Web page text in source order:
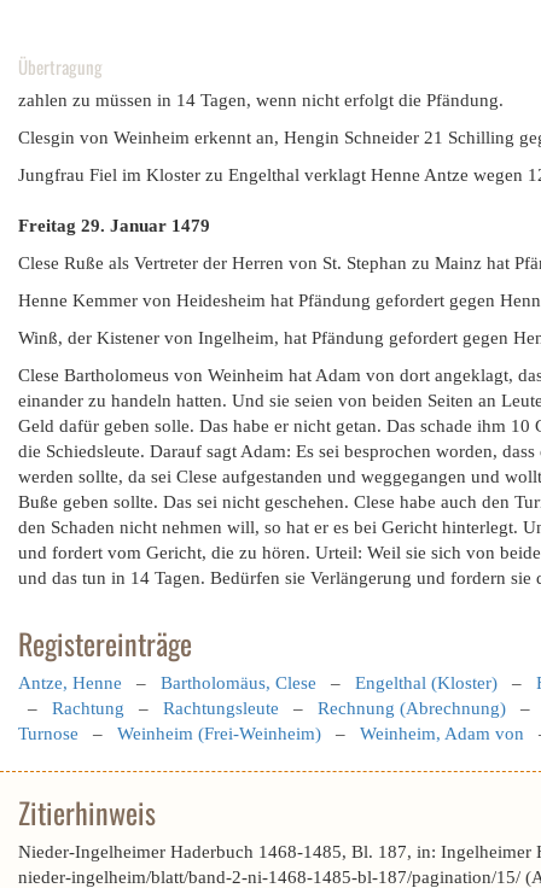
Übertragung
zahlen zu müssen in 14 Tagen, wenn nicht erfolgt die Pfändung.
Clesgin von Weinheim erkennt an, Hengin Schneider 21 Schilling
Jungfrau Fiel im Kloster zu Engelthal verklagt Henne Antze wegen
Freitag 29. Januar 1479
Clese Ruße als Vertreter der Herren von St. Stephan zu Mainz hat
Henne Kemmer von Heidesheim hat Pfändung gefordert gegen
Winß, der Kistener von Ingelheim, hat Pfändung gefordert gegen
Clese Bartholomeus von Weinheim hat Adam von dort angeklagt,
einander zu handeln hatten. Und sie seien von beiden Seiten an
Geld dafür geben solle. Das habe er nicht getan. Das schade ihm
die Schiedsleute. Darauf sagt Adam: Es sei besprochen worden,
werden sollte, da sei Clese aufgestanden und weggegangen und
Buße geben sollte. Das sei nicht geschehen. Clese habe auch den
den Schaden nicht nehmen will, so hat er es bei Gericht hinterlegt.
und fordert vom Gericht, die zu hören. Urteil: Weil sie sich von
und das tun in 14 Tagen. Bedürfen sie Verlängerung und fordern sie
Registereinträge
Antze, Henne – Bartholomäus, Clese – Engelthal (Kloster) –
– Rachtung – Rachtungsleute – Rechnung (Abrechnung)
Turnose – Weinheim (Frei-Weinheim) – Weinheim, Adam von
Zitierhinweis
Nieder-Ingelheimer Haderbuch 1468-1485, Bl. 187, in:
nieder-ingelheim/blatt/band-2-ni-1468-1485-bl-187/pagination/15/